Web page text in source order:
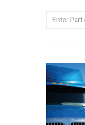
Enter